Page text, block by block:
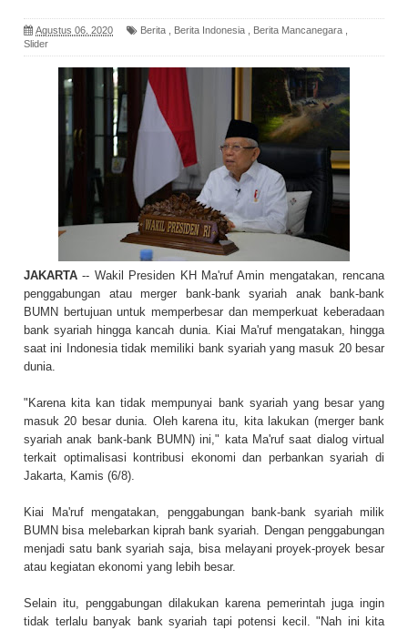
Agustus 06, 2020 Berita Berita Indonesia Berita Mancanegara
Slider
JAKARTA -- Wakil Presiden KH Ma'ruf Amin mengatakan, rencana
penggabungan atau merger bank-bank syariah anak bank-bank
BUMN bertujuan untuk memperbesar dan memperkuat keberadaan
bank syariah hingga kancah dunia. Kiai Ma'ruf mengatakan, hingga
saat ini Indonesia tidak memiliki bank syariah yang masuk 20 besar
dunia.
"Karena kita kan tidak mempunyai bank syariah yang besar yang
masuk 20 besar dunia. Oleh karena itu, kita lakukan (merger bank
syariah anak bank-bank BUMN) ini," kata Ma'ruf saat dialog virtual
terkait optimalisasi kontribusi ekonomi dan perbankan syariah di
Jakarta, Kamis (6/8).
Kiai Ma'ruf mengatakan, penggabungan bank-bank syariah milik
BUMN bisa melebarkan kiprah bank syariah. Dengan penggabungan
menjadi satu bank syariah saja, bisa melayani proyek-proyek besar
atau kegiatan ekonomi yang lebih besar.
Selain itu, penggabungan dilakukan karena pemerintah juga ingin
tidak terlalu banyak bank syariah tapi potensi kecil. "Nah ini kita